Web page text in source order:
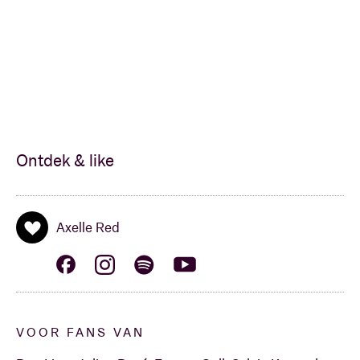
attendre. Het pop-soulalbum werd een ongekend
succes: met meer dan 500.000 verkochte
exemplaren werd het een van de bestverkochte
platen in de Belgische muziekgeschiedenis. Dankzij
de daaropvolgende concerten en haar tweede album
À tâtons, opgenomen met enkele van de bekendste
Ontdek & like
Axelle Red
VOOR FANS VAN